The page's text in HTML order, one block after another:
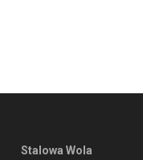
Stalowa Wola